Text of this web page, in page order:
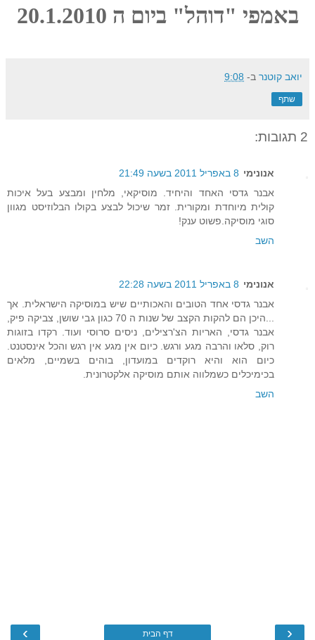
באמפי "דוהל" ביום ה 20.1.2010
יואב קוטנר ב- 9:08
שתף
2 תגובות:
אנונימי 8 באפריל 2011 בשעה 21:49
אבנר גדסי האחד והיחיד. מוסיקאי, מלחין ומבצע בעל איכות
קולית מיוחדת ומקורית. זמר שיכול לבצע בקולו הבלוזיסט מגוון
סוגי מוסיקה.פשוט ענק!
השב
אנונימי 8 באפריל 2011 בשעה 22:28
אבנר גדסי אחד הטובים והאכותיים שיש במוסיקה הישראלית. אך
...היכן הם להקות הקצב של שנות ה 70 כגון גבי שושן, צביקה פיק,
אבנר גדסי, האריות הצ'רצילים, ניסים סרוסי ועוד. רקדו בזוגות
רוק, סלאו והרבה מגע ורגש. כיום אין מגע אין רגש והכל אינסטנט.
כיום הוא והיא רוקדים במועדון, בוהים בשמיים, מלאים
בכימיכלים כשמלווה אותם מוסיקה אלקטרונית.
השב
‹
› דף הבית